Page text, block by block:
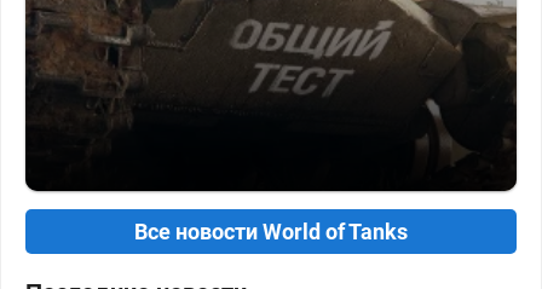
Все новости World of Tanks